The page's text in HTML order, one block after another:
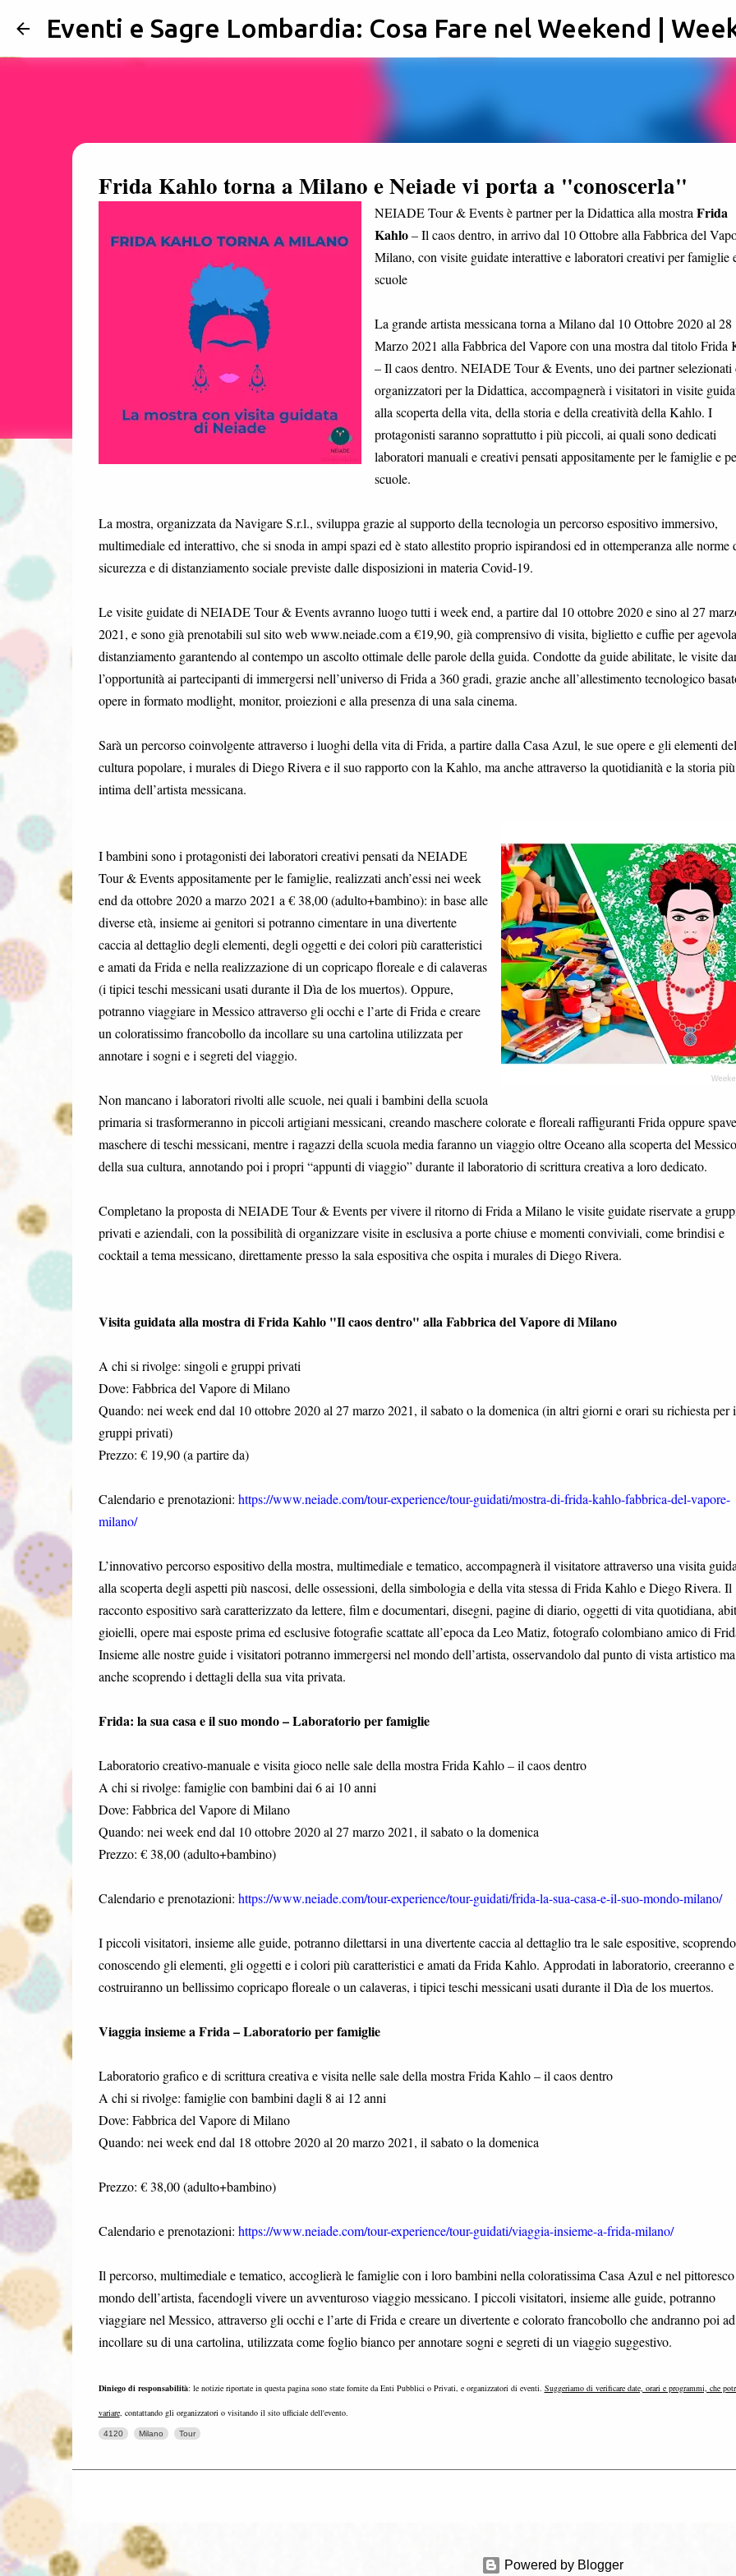
Passa ai contenuti principali
Eventi e Sagre Lombardia: Cosa Fare nel Weekend |
Frida Kahlo torna a Milano e Neiade vi porta a "conoscerla"
NEIADE Tour & Events è partner per la Didattica alla mostra Frida
Kahlo– Il caos dentro, in arrivo dal 10 Ottobre alla Fabbrica del
Milano, con visite guidate interattive e laboratori creativi per famiglie
scuole
La grande artista messicana torna a Milano dal 10 Ottobre 2020 al 28
Marzo 2021 alla Fabbrica del Vapore con una mostra dal titolo Frida
– Il caos dentro. NEIADE Tour & Events, uno dei partner selezionati
organizzatori per la Didattica, accompagnerà i visitatori in visite
alla scoperta della vita, della storia e della creatività della Kahlo. I
protagonisti saranno soprattutto i più piccoli, ai quali sono dedicati
laboratori manuali e creativi pensati appositamente per le famiglie e
scuole.
La mostra, organizzata da Navigare S.r.l., sviluppa grazie al supporto della tecnologia un percorso espositivo immersivo,
multimediale ed interattivo, che si snoda in ampi spazi ed è stato allestito proprio ispirandosi ed in ottemperanza alle norme
sicurezza e di distanziamento sociale previste dalle disposizioni in materia Covid-19.
Le visite guidate di NEIADE Tour & Events avranno luogo tutti i week end, a partire dal 10 ottobre 2020 e sino al 27
2021, e sono già prenotabili sul sito web www.neiade.com a €19,90, già comprensivo di visita, biglietto e cuffie per
distanziamento garantendo al contempo un ascolto ottimale delle parole della guida. Condotte da guide abilitate, le visite
l’opportunità ai partecipanti di immergersi nell’universo di Frida a 360 gradi, grazie anche all’allestimento tecnologico
opere in formato modlight, monitor, proiezioni e alla presenza di una sala cinema.
Sarà un percorso coinvolgente attraverso i luoghi della vita di Frida, a partire dalla Casa Azul, le sue opere e gli elementi
cultura popolare, i murales di Diego Rivera e il suo rapporto con la Kahlo, ma anche attraverso la quotidianità e la storia più
intima dell’artista messicana.
I bambini sono i protagonisti dei laboratori creativi pensati da NEIADE
Tour & Events appositamente per le famiglie, realizzati anch’essi nei week
end da ottobre 2020 a marzo 2021 a € 38,00 (adulto+bambino): in base alle
diverse età, insieme ai genitori si potranno cimentare in una divertente
caccia al dettaglio degli elementi, degli oggetti e dei colori più caratteristici
e amati da Frida e nella realizzazione di un copricapo floreale e di calaveras
(i tipici teschi messicani usati durante il Dìa de los muertos). Oppure,
potranno viaggiare in Messico attraverso gli occhi e l’arte di Frida e creare
un coloratissimo francobollo da incollare su una cartolina utilizzata per
annotare i sogni e i segreti del viaggio.
Non mancano i laboratori rivolti alle scuole, nei quali i bambini della scuola
primaria si trasformeranno in piccoli artigiani messicani, creando maschere colorate e floreali raffiguranti Frida oppure
maschere di teschi messicani, mentre i ragazzi della scuola media faranno un viaggio oltre Oceano alla scoperta del
della sua cultura, annotando poi i propri “appunti di viaggio” durante il laboratorio di scrittura creativa a loro dedicato.
Completano la proposta di NEIADE Tour & Events per vivere il ritorno di Frida a Milano le visite guidate riservate a
privati e aziendali, con la possibilità di organizzare visite in esclusiva a porte chiuse e momenti conviviali, come brindisi e
cocktail a tema messicano, direttamente presso la sala espositiva che ospita i murales di Diego Rivera.
Visita guidata alla mostra di Frida Kahlo "Il caos dentro" alla Fabbrica del Vapore di Milano
A chi si rivolge: singoli e gruppi privati
Dove: Fabbrica del Vapore di Milano
Quando: nei week end dal 10 ottobre 2020 al 27 marzo 2021, il sabato o la domenica (in altri giorni e orari su richiesta per i
gruppi privati)
Prezzo: € 19,90 (a partire da)
Calendario e prenotazioni: https://www.neiade.com/tour-experience/tour-guidati/mostra-di-frida-kahlo-fabbrica-del-vapore-
milano/
L’innovativo percorso espositivo della mostra, multimediale e tematico, accompagnerà il visitatore attraverso una visita
alla scoperta degli aspetti più nascosi, delle ossessioni, della simbologia e della vita stessa di Frida Kahlo e Diego Rivera. Il
racconto espositivo sarà caratterizzato da lettere, film e documentari, disegni, pagine di diario, oggetti di vita quotidiana,
gioielli, opere mai esposte prima ed esclusive fotografie scattate all’epoca da Leo Matiz, fotografo colombiano amico di
Insieme alle nostre guide i visitatori potranno immergersi nel mondo dell’artista, osservandolo dal punto di vista artistico ma
anche scoprendo i dettagli della sua vita privata.
Frida: la sua casa e il suo mondo – Laboratorio per famiglie
Laboratorio creativo-manuale e visita gioco nelle sale della mostra Frida Kahlo – il caos dentro
A chi si rivolge: famiglie con bambini dai 6 ai 10 anni
Dove: Fabbrica del Vapore di Milano
Quando: nei week end dal 10 ottobre 2020 al 27 marzo 2021, il sabato o la domenica
Prezzo: € 38,00 (adulto+bambino)
Calendario e prenotazioni: https://www.neiade.com/tour-experience/tour-guidati/frida-la-sua-casa-e-il-suo-mondo-milano/
I piccoli visitatori, insieme alle guide, potranno dilettarsi in una divertente caccia al dettaglio tra le sale espositive,
conoscendo gli elementi, gli oggetti e i colori più caratteristici e amati da Frida Kahlo. Approdati in laboratorio, creeranno e
costruiranno un bellissimo copricapo floreale o un calaveras, i tipici teschi messicani usati durante il Dìa de los muertos.
Viaggia insieme a Frida – Laboratorio per famiglie
Laboratorio grafico e di scrittura creativa e visita nelle sale della mostra Frida Kahlo – il caos dentro
A chi si rivolge: famiglie con bambini dagli 8 ai 12 anni
Dove: Fabbrica del Vapore di Milano
Quando: nei week end dal 18 ottobre 2020 al 20 marzo 2021, il sabato o la domenica
Prezzo: € 38,00 (adulto+bambino)
Calendario e prenotazioni: https://www.neiade.com/tour-experience/tour-guidati/viaggia-insieme-a-frida-milano/
Il percorso, multimediale e tematico, accoglierà le famiglie con i loro bambini nella coloratissima Casa Azul e nel pittoresco
mondo dell’artista, facendogli vivere un avventuroso viaggio messicano. I piccoli visitatori, insieme alle guide, potranno
viaggiare nel Messico, attraverso gli occhi e l’arte di Frida e creare un divertente e colorato francobollo che andranno poi ad
incollare su di una cartolina, utilizzata come foglio bianco per annotare sogni e segreti di un viaggio suggestivo.
Diniego di responsabilità: le notizie riportate in questa pagina sono state fornite da Enti Pubblici o Privati, e organizzatori di eventi. Suggeriamo di verificare date, orari e programmi, che
variare, contattando gli organizzatori o visitando il sito ufficiale dell'evento.
4120 Milano Tour
Powered by Blogger